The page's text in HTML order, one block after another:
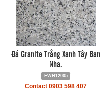
Đá Granite Trắng Xanh Tây Ban
Nha.
EWH12005
Contact 0903 598 407